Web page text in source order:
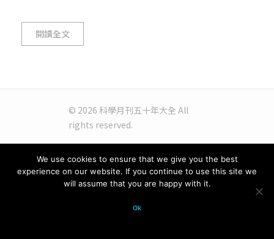
閱讀全文
© 2026 科學月刊五十年大全 All
rights reserved.
We use cookies to ensure that we give you the best
experience on our website. If you continue to use this site we
will assume that you are happy with it.
Ok